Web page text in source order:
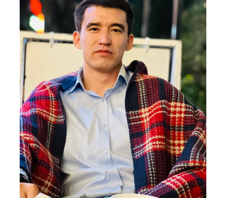
6. Онлайн-заявки (15)
8. Квота (бакалавриат) (1)
✉️ Написать администратору